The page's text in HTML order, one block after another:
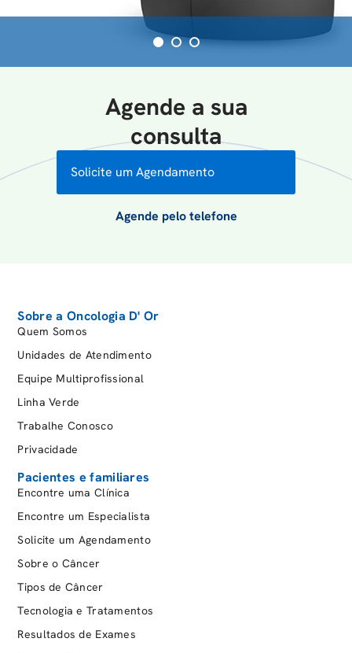
Agende a sua
consulta
Solicite um Agendamento
Agende pelo telefone
Sobre a Oncologia D' Or
Quem Somos
Unidades de Atendimento
Equipe Multiprofissional
Linha Verde
Trabalhe Conosco
Privacidade
Pacientes e familiares
Encontre uma Clínica
Encontre um Especialista
Solicite um Agendamento
Sobre o Câncer
Tipos de Câncer
Tecnologia e Tratamentos
Resultados de Exames